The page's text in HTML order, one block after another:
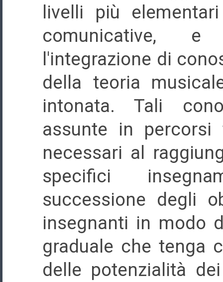
livelli più
comunicative, e
l'integrazione di
della teoria
intonata. Tali
assunte in percorsi
necessari al
specifici
successione degli
insegnanti in modo
graduale che tenga
delle potenzialità